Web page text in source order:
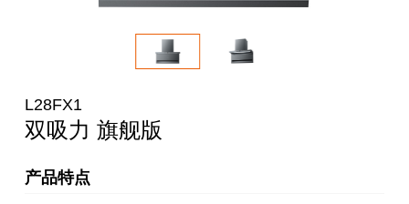
L28FX1
双吸力 旗舰版
产品特点